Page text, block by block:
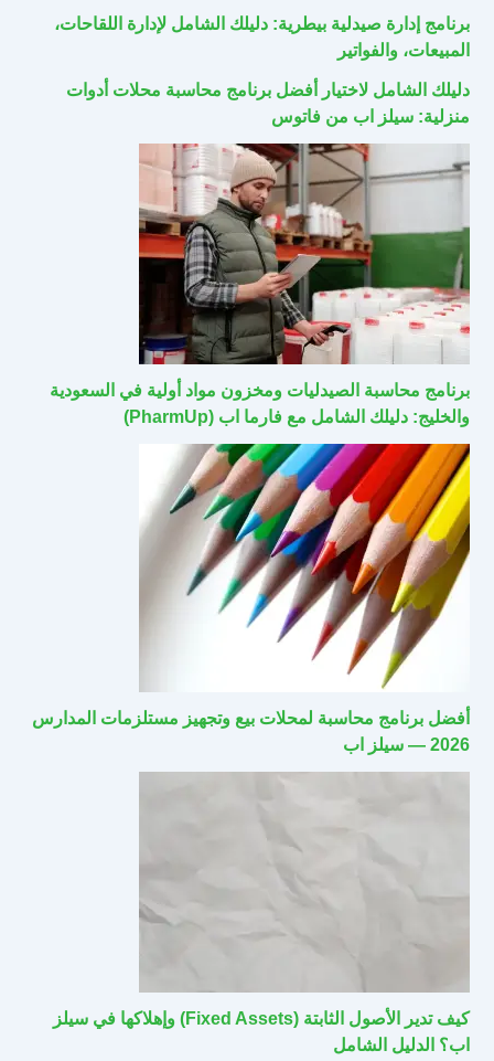
برنامج إدارة صيدلية بيطرية: دليلك الشامل لإدارة اللقاحات،
المبيعات، والفواتير
دليلك الشامل لاختيار أفضل برنامج محاسبة محلات أدوات
منزلية: سيلز اب من فاتوس
برنامج محاسبة الصيدليات ومخزون مواد أولية في السعودية
والخليج: دليلك الشامل مع فارما اب (PharmUp)
أفضل برنامج محاسبة لمحلات بيع وتجهيز مستلزمات المدارس
2026 — سيلز اب
كيف تدير الأصول الثابتة (Fixed Assets) وإهلاكها في سيلز
اب؟ الدليل الشامل